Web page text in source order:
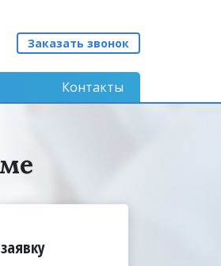
Заказать звонок
Контакты